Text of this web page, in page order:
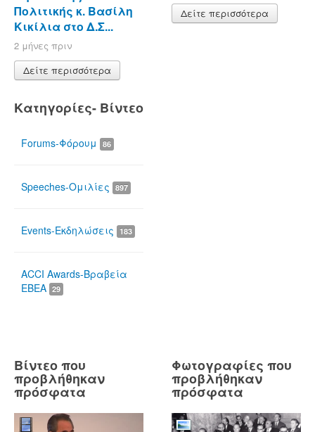
Πολιτικής κ. Βασίλη
Κικίλια στο Δ.Σ...
2 μήνες πριν
Δείτε περισσότερα
Κατηγορίες- Βίντεο
Forums-Φόρουμ 86
Speeches-Ομιλίες 897
Events-Εκδηλώσεις 183
ACCI Awards-Βραβεία
ΕΒΕΑ 29
Δείτε περισσότερα
Βίντεο που
προβλήθηκαν
πρόσφατα
Φωτογραφίες που
προβλήθηκαν
πρόσφατα